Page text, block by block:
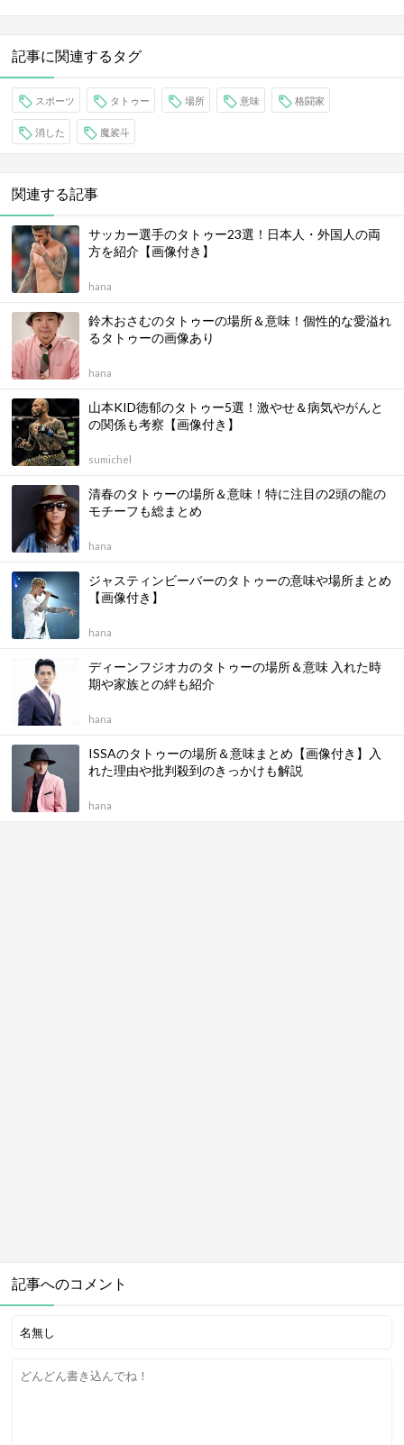
記事に関連するタグ
スポーツ タトゥー 場所 意味 格闘家
消した 魔裟斗
関連する記事
サッカー選手のタトゥー23選！日本人・外国人の両
方を紹介【画像付き】
hana
鈴木おさむのタトゥーの場所＆意味！個性的な愛溢れ
るタトゥーの画像あり
hana
山本KID徳郁のタトゥー5選！激やせ＆病気やがんと
の関係も考察【画像付き】
sumichel
清春のタトゥーの場所＆意味！特に注目の2頭の龍の
モチーフも総まとめ
hana
ジャスティンビーバーのタトゥーの意味や場所まとめ
【画像付き】
hana
ディーンフジオカのタトゥーの場所＆意味 入れた時
期や家族との絆も紹介
hana
ISSAのタトゥーの場所＆意味まとめ【画像付き】入
れた理由や批判殺到のきっかけも解説
hana
記事へのコメント